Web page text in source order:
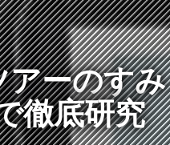
アーのすみ
徹底研究